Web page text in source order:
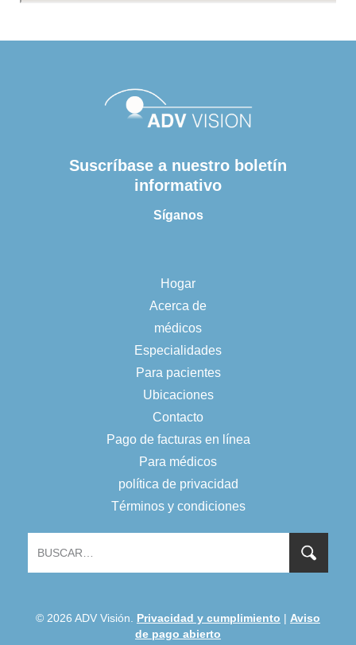
Suscríbase a nuestro boletín
informativo
Síganos
Hogar
Acerca de
médicos
Especialidades
Para pacientes
Ubicaciones
Contacto
Pago de facturas en línea
Para médicos
política de privacidad
Términos y condiciones
© 2026 ADV Visión. Privacidad y cumplimiento | Aviso
de pago abierto